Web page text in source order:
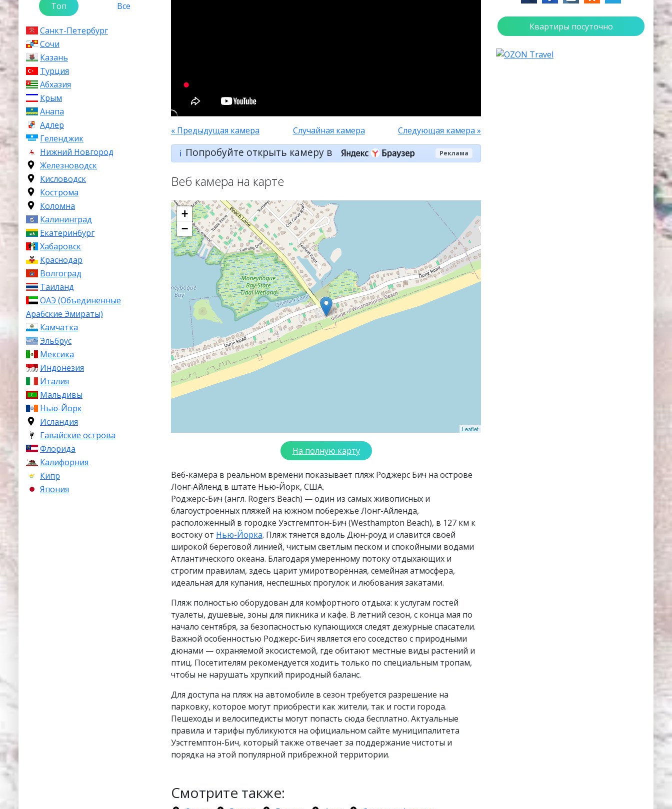
Топ
Все
Санкт-Петербург
Сочи
Казань
Турция
Абхазия
Крым
Анапа
Адлер
Геленджик
Нижний Новгород
Железноводск
Кисловодск
Кострома
Коломна
Калининград
Екатеринбург
Хабаровск
Краснодар
Волгоград
Таиланд
ОАЭ (Объединенные
Арабские Эмираты)
Камчатка
Эльбрус
Мексика
Индонезия
Италия
Мальдивы
Нью-Йорк
Исландия
Гавайские острова
Флорида
Калифорния
Кипр
Япония
« Предыдущая камера Случайная камера Следующая камера »
ℹ️ Попробуйте открыть камеру в Реклама
Веб камера на карте
+
−
Leaflet
На полную карту
Веб-камера в реальном времени показывает пляж Роджерс Бич на острове
Лонг‑Айленд в штате Нью-Йорк, США.
Роджерс-Бич (англ. Rogers Beach) — один из самых живописных и
благоустроенных пляжей на южном побережье Лонг-Айленда,
расположенный в городке Уэстгемптон-Бич (Westhampton Beach), в 127 км к
востоку от Нью-Йорка. Пляж тянется вдоль Дюн-роуд и славится своей
широкой береговой линией, чистым светлым песком и спокойными водами
Атлантического океана. Благодаря умеренному потоку отдыхающих и
строгим правилам, здесь царит умиротворённая, семейная атмосфера,
идеальная для купания, неспешных прогулок и любования закатами.
Пляж полностью оборудован для комфортного отдыха: к услугам гостей
туалеты, душевые, зоны для пикника и кафе. В летний сезон, с конца мая по
начало сентября, за безопасностью купающихся следят дежурные спасатели.
Важной особенностью Роджерс-Бич является его соседство с природными
дюнами — охраняемой экосистемой, где обитают местные виды растений и
птиц. Посетителям рекомендуется ходить только по специальным тропам,
чтобы не нарушать хрупкий природный баланс.
Для доступа на пляж на автомобиле в сезон требуется разрешение на
парковку, которое могут приобрести как жители, так и гости города.
Пешеходы и велосипедисты могут попасть сюда бесплатно. Актуальные
правила и тарифы публикуются на официальном сайте муниципалитета
Уэстгемптон-Бич, который также отвечает за поддержание чистоты и
порядка на этой популярной прибрежной территории.
Смотрите также:
Квартиры посуточно